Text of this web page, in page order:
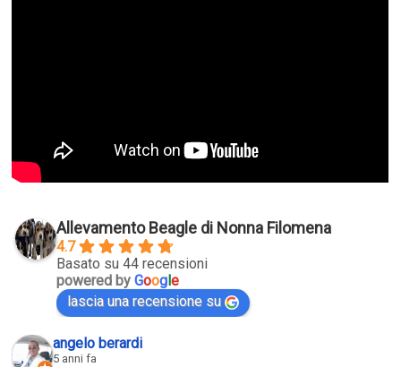
Allevamento Beagle di Nonna Filomena
4.7
Basato su 44 recensioni
powered byGoog le
lascia una recensione su
angelo berardi
5 anni fa